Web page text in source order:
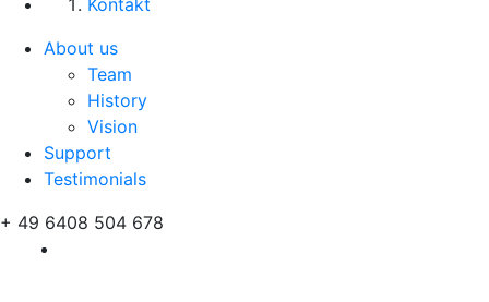
Kontakt
About us
Team
History
Vision
Support
Testimonials
+ 49 6408 504 678